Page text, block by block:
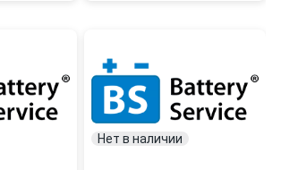
Нет в наличии